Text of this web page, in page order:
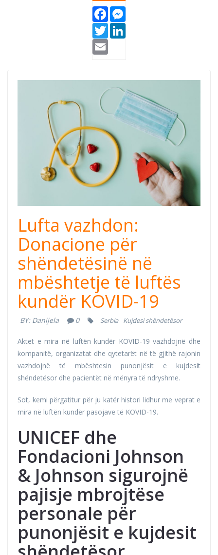
Facebook
Twitter
covid-19-
donations-
philanthrophy.jpg
Lufta vazhdon:
Donacione për
shëndetësinë në
mbështetje të luftës
kundër KOVID-19
BY: Danijela 0 Serbia Kujdesi shëndetësor
Aktet e mira në luftën kundër KOVID-19 vazhdojnë dhe
kompanitë, organizatat dhe qytetarët në të gjithë rajonin
vazhdojnë të mbështesin punonjësit e kujdesit
shëndetësor dhe pacientët në mënyra të ndryshme.
Sot, kemi përgatitur për ju katër histori lidhur me veprat e
mira në luftën kundër pasojave të KOVID-19.
UNICEF dhe
Fondacioni Johnson
& Johnson sigurojnë
pajisje mbrojtëse
personale për
punonjësit e kujdesit